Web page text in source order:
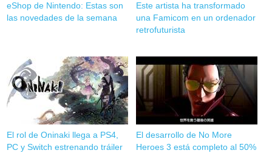
eShop de Nintendo: Estas son
las novedades de la semana
Este artista ha transformado
una Famicom en un ordenador
retrofuturista
El rol de Oninaki llega a PS4,
PC y Switch estrenando tráiler
El desarrollo de No More
Heroes 3 está completo al 50%